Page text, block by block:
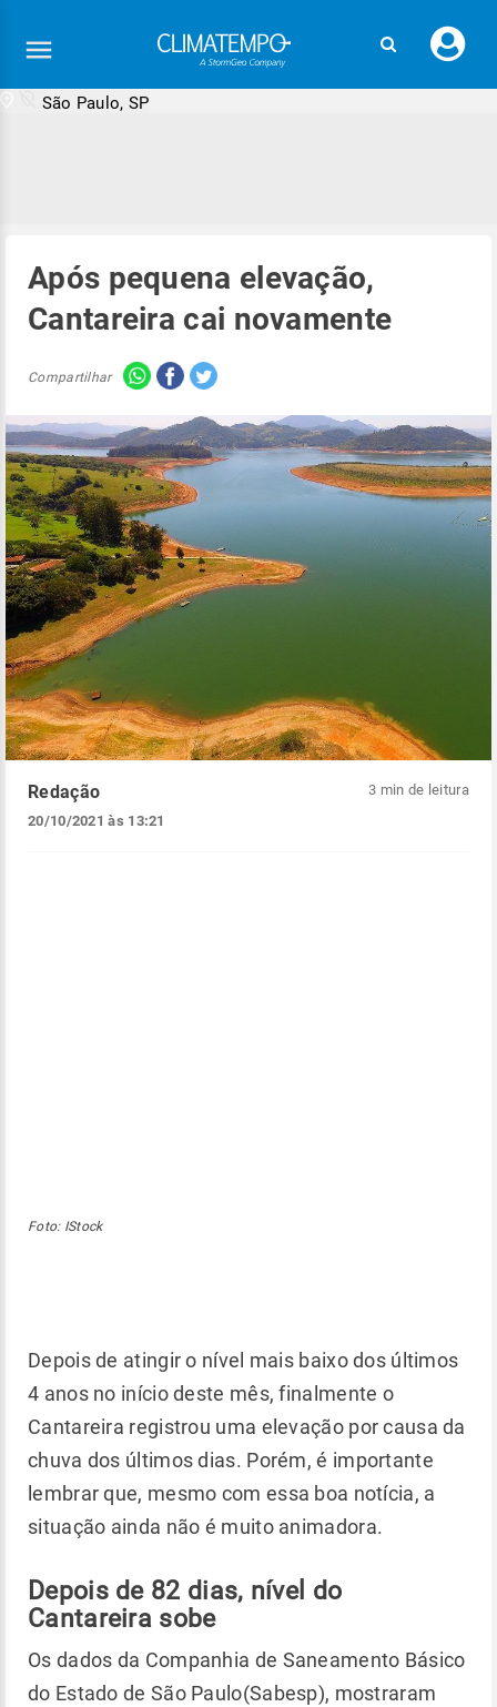
seu
São Paulo, SP
Após pequena elevação,
Cantareira cai novamente
Compartilhar
Redação
20/10/2021 às 13:21
3 min de leitura
Foto: IStock
Depois de atingir o nível mais baixo dos últimos
4 anos no início deste mês, finalmente o
Cantareira registrou uma elevação por causa da
chuva dos últimos dias. Porém, é importante
lembrar que, mesmo com essa boa notícia, a
situação ainda não é muito animadora.
Depois de 82 dias, nível do
Cantareira sobe
Os dados da Companhia de Saneamento Básico
do Estado de São Paulo(Sabesp), mostraram